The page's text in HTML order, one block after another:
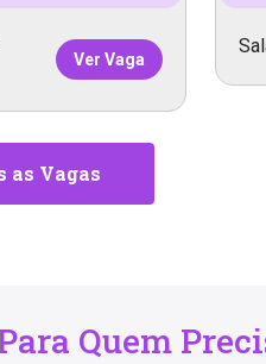
Ver Vaga
as Vagas
Quem